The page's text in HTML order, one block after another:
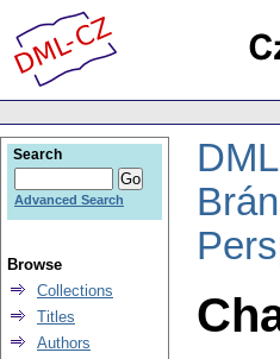
Search
Advanced Search
Browse
Collections
Titles
Authors